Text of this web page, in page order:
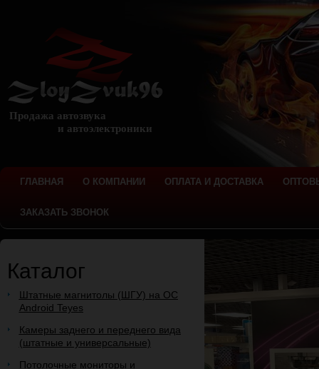
Продажа автозвука
и автоэлектроники
ГЛАВНАЯ О КОМПАНИИ ОПЛАТА И ДОСТАВКА
ЗАКАЗАТЬ ЗВОНОК
Каталог
Штатные магнитолы (ШГУ) на ОС
Android Teyes
Камеры заднего и переднего вида
(штатные и универсальные)
Потолочные мониторы и